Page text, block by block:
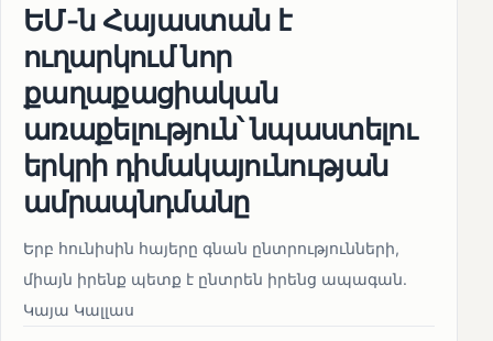
ԵՄ-ն Հայաստան է
ուղարկում նոր
քաղաքացիական
առաքելություն՝ նպաստելու
երկրի դիմակայունության
ամրապնդմանը
Երբ հունիսին հայերը գնան ընտրությունների,
միայն իրենք պետք է ընտրեն իրենց ապագան.
Կայա Կալլաս